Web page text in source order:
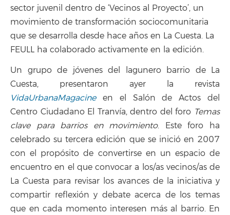
sector juvenil dentro de ‘Vecinos al Proyecto’, un
movimiento de transformación sociocomunitaria
que se desarrolla desde hace años en La Cuesta. La
FEULL ha colaborado activamente en la edición.
Un grupo de jóvenes del lagunero barrio de La
Cuesta, presentaron ayer la revista
VidaUrbanaMagacine
en el Salón de Actos del
Centro Ciudadano El Tranvía, dentro del foro Temas
clave para barrios en movimiento. Este foro ha
celebrado su tercera edición que se inició en 2007
con el propósito de convertirse en un espacio de
encuentro en el que convocar a los/as vecinos/as de
La Cuesta para revisar los avances de la iniciativa y
compartir reflexión y debate acerca de los temas
que en cada momento interesen más al barrio. En